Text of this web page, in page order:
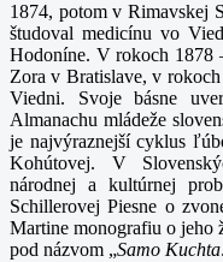
1874, potom v Rimavskej
študoval medicínu vo
Hodoníne. V rokoch 1878
Zora v Bratislave, v
Viedni. Svoje básne
Almanachu mládeže
je najvýraznejší cyklus
Kohútovej. V
národnej a kultúrnej
Schillerovej Piesne o
Martine monografiu o jeho
pod názvom „Samo